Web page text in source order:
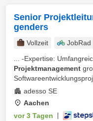
Senior
genders
Vollzeit JobRad
... -Expertise:
Projektmanagement
adesso SE
Aachen
vor 3 Tagen